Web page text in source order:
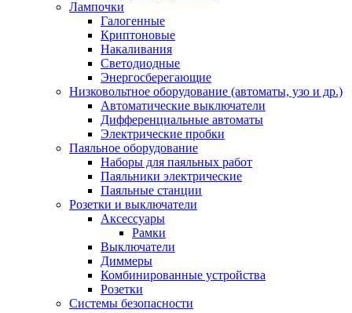
Лампочки
Галогенные
Криптоновые
Накаливания
Светодиодные
Энергосберегающие
Низковольтное оборудование (автоматы, узо и др.)
Автоматические выключатели
Дифференциальные автоматы
Электрические пробки
Паяльное оборудование
Наборы для паяльных работ
Паяльники электрические
Паяльные станции
Розетки и выключатели
Аксессуары
Рамки
Выключатели
Диммеры
Комбинированные устройства
Розетки
Системы безопасности